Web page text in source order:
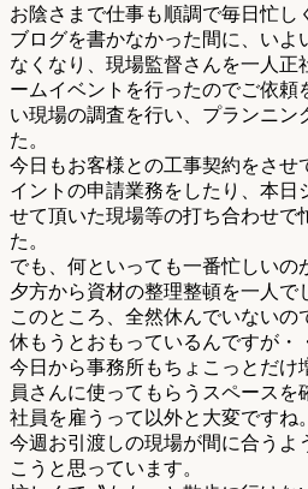
お陰さまで仕事も順調で毎日忙し
ブログを書かなかった間に、いよ
なくなり、現場監督さんを一人正
ームイベントを行ったのでご依頼
い現場の調査を行い、プランニン
た。
今日もお客様との工事契約をさせ
イントの申請業務をしたり、本日
せて頂いた現場等の打ち合わせで
た。
でも、何といっても一番忙しいの
夕方から資材の整理整頓を一人で
このところ、全然休んでいないの
休もうとおもっているんですが・
今日から事務所もちょこっとだけ
員さんに使ってもらうスペースを
社員を雇うって以外と大変ですね。
今週お引渡しの現場が間に合うよ
こうと思っています。